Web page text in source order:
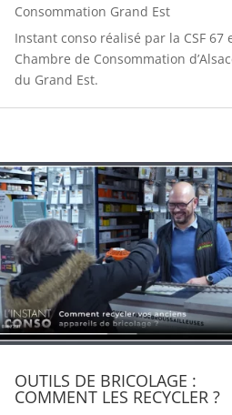
Consommation Grand Est
Instant conso réalisé par la CSF 67
Chambre de Consommation
du Grand Est.
OUTILS DE BRICOLAGE :
COMMENT LES RECYCLER ?